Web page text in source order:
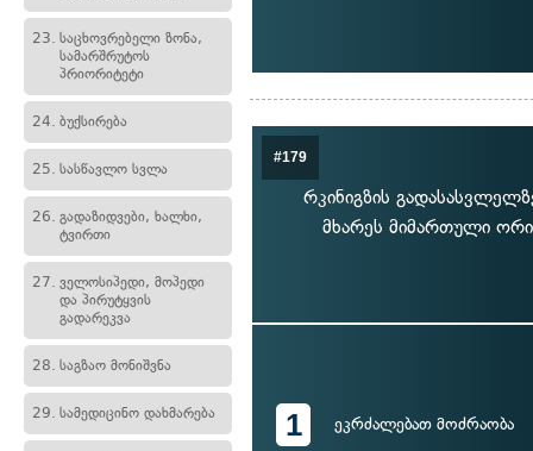
23. საცხოვრებელი ზონა,
სამარშრუტოს
პრიორიტეტი
24. ბუქსირება
25. სასწავლო სვლა
26. გადაზიდვები, ხალხი,
ტვირთი
27. ველოსიპედი, მოპედი
და პირუტყვის
გადარეკვა
28. საგზაო მონიშვნა
29. სამედიცინო დახმარება
#179
რკინიგზის
მხარეს მიმართული
1 ეკრძალებათ მოძრაობა